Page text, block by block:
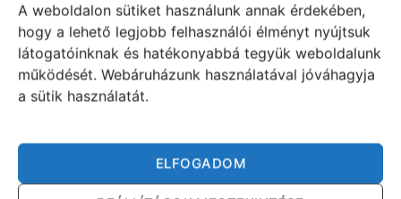
A weboldalon sütiket használunk annak érdekében,
hogy a lehető legjobb felhasználói élményt nyújtsuk
látogatóinknak és hatékonyabbá tegyük weboldalunk
működését. Webáruházunk használatával jóváhagyja
a sütik használatát.
ELFOGADOM
Idegi válaszkészség→ keringési + idegi
oldal.
Finom nyugtatás→ „fejben dől el”
helyzetekben is jó.
kivonat, vagy 500–1000 mg szárított
herbapor napi 1–2 részletben.